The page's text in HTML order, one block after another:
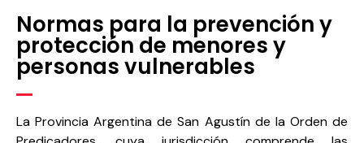
Normas para la prevención y
protección de menores y
personas vulnerables
La Provincia Argentina de San Agustín de la Orden de